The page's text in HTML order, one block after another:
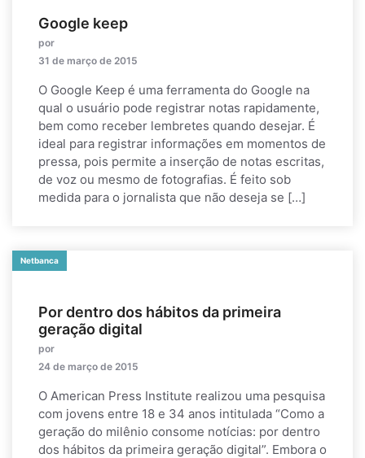
Google keep
por
31 de março de 2015
O Google Keep é uma ferramenta do Google na
qual o usuário pode registrar notas rapidamente,
bem como receber lembretes quando desejar. É
ideal para registrar informações em momentos de
pressa, pois permite a inserção de notas escritas,
de voz ou mesmo de fotografias. É feito sob
medida para o jornalista que não deseja se […]
Netbanca
Por dentro dos hábitos da primeira
geração digital
por
24 de março de 2015
O American Press Institute realizou uma pesquisa
com jovens entre 18 e 34 anos intitulada “Como a
geração do milênio consome notícias: por dentro
dos hábitos da primeira geração digital”. Embora o